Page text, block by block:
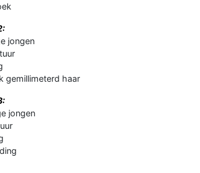
jongen
gemillimeterd haar
jongen